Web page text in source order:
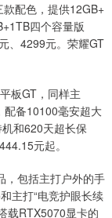
配色，提供12GB+
四个容量版
、4299元。荣耀GT
GT，同样主
配备10100毫安超大
和620天超长保
元起。
包括主打户外的手
主打“电竞护眼长续
载RTX5070显卡的